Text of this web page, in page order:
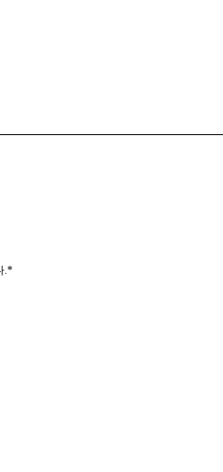
.*